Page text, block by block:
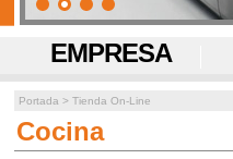
EMPRESA
Portada > Tienda On-Line
Cocina